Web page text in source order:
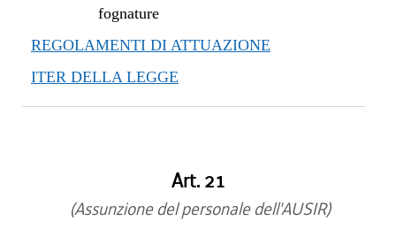
fognature
REGOLAMENTI DI ATTUAZIONE
ITER DELLA LEGGE
Art. 21
(Assunzione del personale dell'AUSIR)